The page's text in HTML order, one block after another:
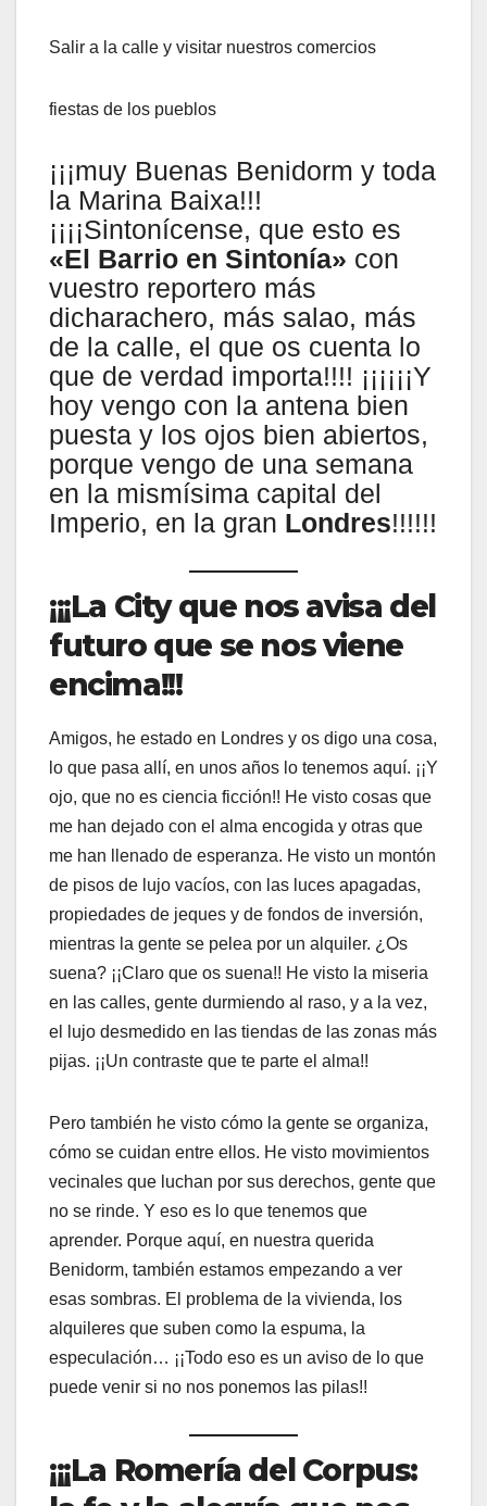
Salir a la calle y visitar nuestros comercios
fiestas de los pueblos
¡¡¡muy Buenas Benidorm y toda
la Marina Baixa!!!
¡¡¡¡Sintonícense, que esto es
«El Barrio en Sintonía» con
vuestro reportero más
dicharachero, más salao, más
de la calle, el que os cuenta lo
que de verdad importa!!!! ¡¡¡¡¡¡Y
hoy vengo con la antena bien
puesta y los ojos bien abiertos,
porque vengo de una semana
en la mismísima capital del
Imperio, en la gran Londres!!!!!!
¡¡¡La City que nos avisa del
futuro que se nos viene
encima!!!
Amigos, he estado en Londres y os digo una cosa,
lo que pasa allí, en unos años lo tenemos aquí. ¡¡Y
ojo, que no es ciencia ficción!! He visto cosas que
me han dejado con el alma encogida y otras que
me han llenado de esperanza. He visto un montón
de pisos de lujo vacíos, con las luces apagadas,
propiedades de jeques y de fondos de inversión,
mientras la gente se pelea por un alquiler. ¿Os
suena? ¡¡Claro que os suena!! He visto la miseria
en las calles, gente durmiendo al raso, y a la vez,
el lujo desmedido en las tiendas de las zonas más
pijas. ¡¡Un contraste que te parte el alma!!
Pero también he visto cómo la gente se organiza,
cómo se cuidan entre ellos. He visto movimientos
vecinales que luchan por sus derechos, gente que
no se rinde. Y eso es lo que tenemos que
aprender. Porque aquí, en nuestra querida
Benidorm, también estamos empezando a ver
esas sombras. El problema de la vivienda, los
alquileres que suben como la espuma, la
especulación… ¡¡Todo eso es un aviso de lo que
puede venir si no nos ponemos las pilas!!
¡¡¡La Romería del Corpus: